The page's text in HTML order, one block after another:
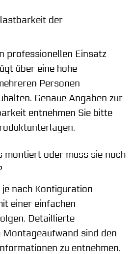
der
professionellen Einsatz
über eine hohe
Personen
Genaue Angaben zur
entnehmen Sie bitte
montiert oder muss sie noch
nach Konfiguration
einer einfachen
Detaillierte
sind den
zu entnehmen.